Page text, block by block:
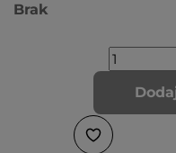
Brak